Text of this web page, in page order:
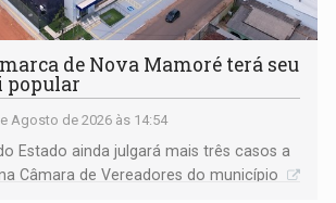
de Nova Mamoré terá seu
popular
Agosto de 2026 às 14:54
Estado ainda julgará mais três casos a
Câmara de Vereadores do município